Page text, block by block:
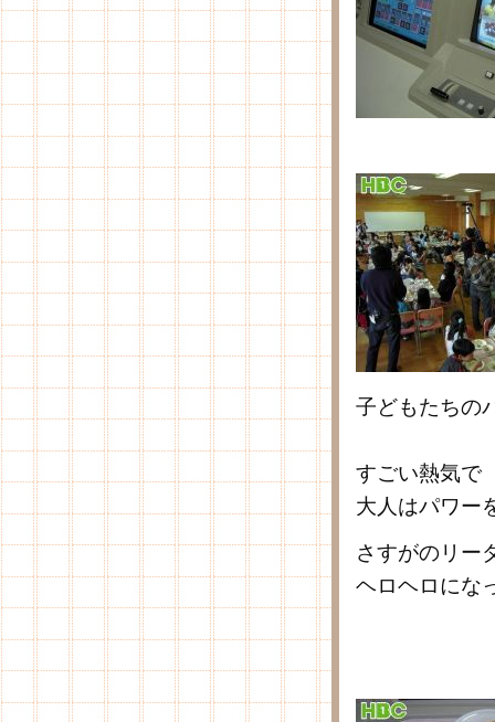
子どもたちの
すごい熱気で
大人はパワー
さすがのリー
ヘロヘロにな